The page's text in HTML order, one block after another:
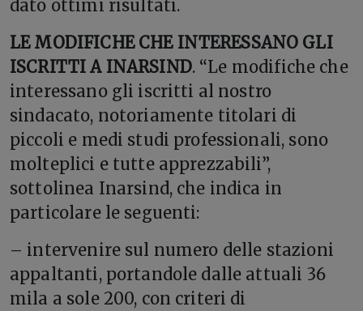
dato ottimi risultati.
LE MODIFICHE CHE INTERESSANO GLI
ISCRITTI A INARSIND. “Le modifiche che
interessano gli iscritti al nostro
sindacato, notoriamente titolari di
piccoli e medi studi professionali, sono
molteplici e tutte apprezzabili”,
sottolinea Inarsind, che indica in
particolare le seguenti:
– intervenire sul numero delle stazioni
appaltanti, portandole dalle attuali 36
mila a sole 200, con criteri di